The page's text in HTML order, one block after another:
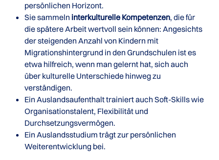
persönlichen Horizont.
Sie sammeln interkulturelle Kompetenzen, die für
die spätere Arbeit wertvoll sein können: Angesichts
der steigenden Anzahl von Kindern mit
Migrationshintergrund in den Grundschulen ist es
etwa hilfreich, wenn man gelernt hat, sich auch
über kulturelle Unterschiede hinweg zu
verständigen.
Ein Auslandsaufenthalt trainiert auch Soft-Skills wie
Organisationstalent, Flexibilität und
Durchsetzungsvermögen.
Ein Auslandsstudium trägt zur persönlichen
Weiterentwicklung bei.